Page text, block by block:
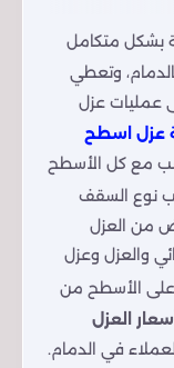
بشكل متكامل
وتعطي
عمليات عزل
عزل اسطح
مع كل الأسطح
نوع السقف
من العزل
والعزل وعزل
على الأسطح من
العزل
في الدمام.